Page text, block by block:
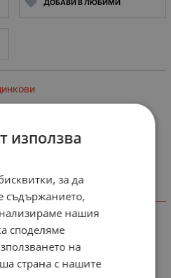
ДОБАВИ В ЛЮБИМИ
AAA, R03UG
използва
за да
съдържанието,
нашия
споделяме
на
страна с нашите